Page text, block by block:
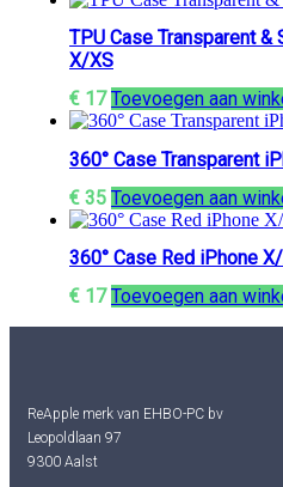
TPU Case Transparent
X/XS
€ 17 Toevoegen aan
360° Case Transparent
€ 35 Toevoegen aan
360° Case Red iPhone
€ 17 Toevoegen aan
ReApple merk van EHBO-PC bv
Leopoldlaan 97
9300 Aalst